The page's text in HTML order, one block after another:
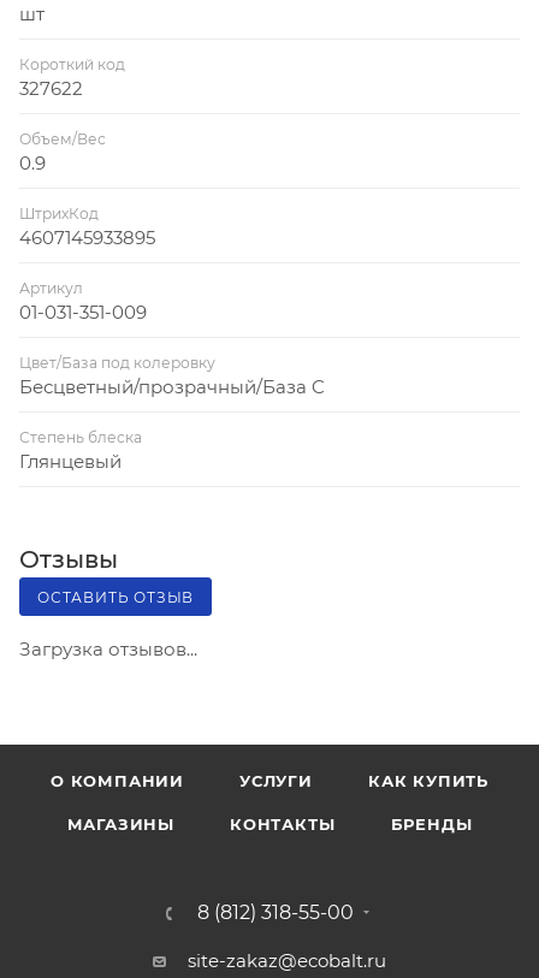
шт
Короткий код
327622
Объем/Вес
0.9
ШтрихКод
4607145933895
Артикул
01-031-351-009
Цвет/База под колеровку
Бесцветный/прозрачный/База C
Степень блеска
Глянцевый
Отзывы
ОСТАВИТЬ ОТЗЫВ
Загрузка отзывов...
О КОМПАНИИ УСЛУГИ КАК КУПИТЬ
МАГАЗИНЫ КОНТАКТЫ БРЕНДЫ
8 (812) 318-55-00
site-zakaz@ecobalt.ru